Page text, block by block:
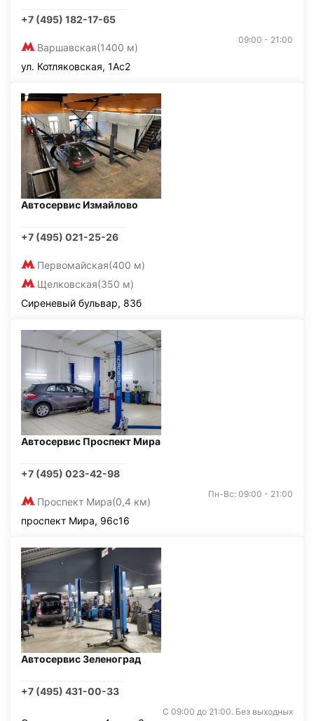
+7 (495) 182-17-65
Варшавская(1400 м)
09:00 - 21:00
ул. Котляковская, 1Ас2
Автосервис Измайлово
+7 (495) 021-25-26
Первомайская(400 м)
Щелковская(350 м)
Сиреневый бульвар, 83б
Автосервис Проспект Мира
+7 (495) 023-42-98
Проспект Мира(0,4 км)
Пн-Вс: 09:00 - 21:00
проспект Мира, 96с16
Автосервис Зеленоград
+7 (495) 431-00-33
С 09:00 до 21:00. Без выходных